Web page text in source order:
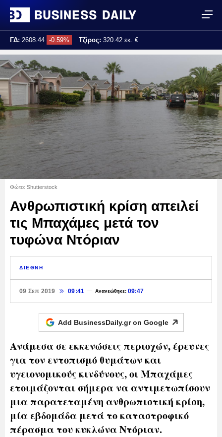
ΓΔ: 2608.44 -0.59% Τζίρος: 320.42 εκ. €
Τελ. ενημέρωση:
Φώτο: Shutterstock
Ανθρωπιστική κρίση απειλεί
τις Μπαχάμες μετά τον
τυφώνα Ντόριαν
ΔΙΕΘΝΗ
09 Σεπ 2019 09:41 Ανανεώθηκε: 09:47
Add BusinessDaily.gr on Google
Ανάμεσα σε εκκενώσεις περιοχών, έρευνες
για τον εντοπισμό θυμάτων και
υγειονομικούς κινδύνους, οι Μπαχάμες
ετοιμάζονται σήμερα να αντιμετωπίσουν
μια παρατεταμένη ανθρωπιστική κρίση,
μία εβδομάδα μετά το καταστροφικό
πέρασμα του κυκλώνα Ντόριαν.